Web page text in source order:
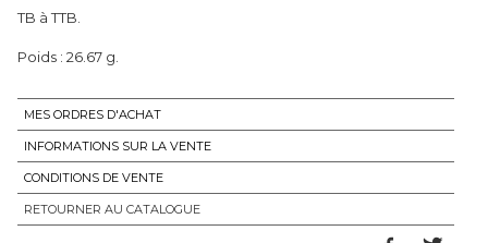
TB à TTB.
MES ORDRES D'ACHAT
INFORMATIONS SUR LA VENTE
CONDITIONS DE VENTE
RETOURNER AU CATALOGUE